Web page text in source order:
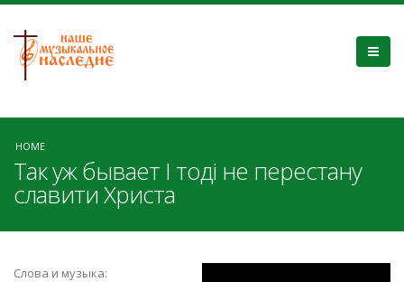
HOME
Так уж бывает І тоді не перестану
славити Христа
Слова и музыка: